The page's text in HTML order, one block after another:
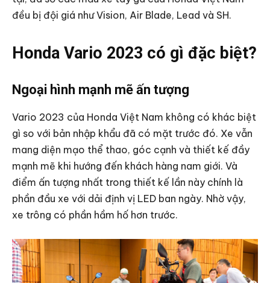
đều bị đội giá như Vision, Air Blade, Lead và SH.
Honda Vario 2023 có gì đặc biệt?
Ngoại hình mạnh mẽ ấn tượng
Vario 2023 của Honda Việt Nam không có khác biệt
gì so với bản nhập khẩu đã có mặt trước đó. Xe vẫn
mang diện mạo thể thao, góc cạnh và thiết kế đầy
mạnh mẽ khi hướng đến khách hàng nam giới. Và
điểm ấn tượng nhất trong thiết kế lần này chính là
phần đầu xe với dải định vị LED ban ngày. Nhờ vậy,
xe trông có phần hầm hố hơn trước.